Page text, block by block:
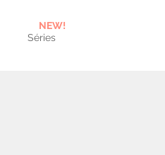
Séries
NEW!